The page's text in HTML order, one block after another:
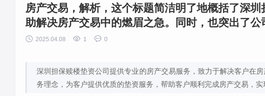
房产交易，解析，这个标题简洁明了地概括了深
助解决房产交易中的燃眉之急。同时，也突出了公
 2025.04.08  1  0
深圳担保赎楼垫资公司提供专业的房产交易服务，致力于解决客户在
务理念，为客户提供优质的垫资服务，帮助客户顺利完成房产交易，实